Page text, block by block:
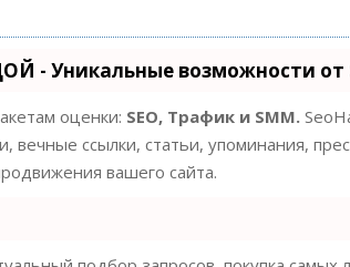
- Уникальные возможности от
оценки: SEO, Трафик и SMM.
вечные ссылки, статьи, упоминания,
вашего сайта.